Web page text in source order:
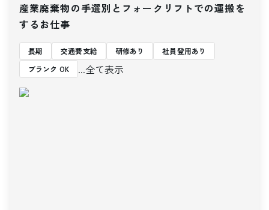
産業廃棄物の手選別とフォークリフトでの運搬を
するお仕事
長期 交通費支給 研修あり
社員登用あり
ブランク OK
...全て表示